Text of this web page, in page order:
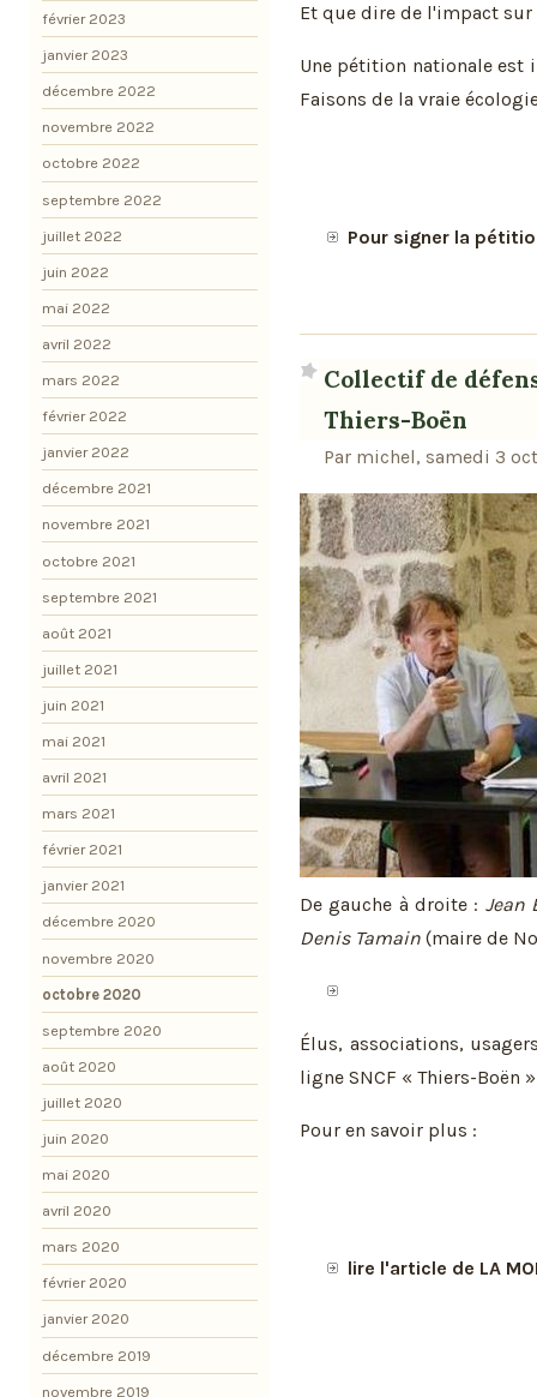
Et que dire de l'impact
Une pétition nationale est
Faisons de la vraie
Pour signer la
Collectif de
Thiers-Boën
Par michel, samedi 3
De gauche à droite : Jean
Denis Tamain (maire de
Élus, associations,
ligne SNCF « Thiers-Boën »
Pour en savoir plus :
lire l'article de LA
février 2023
janvier 2023
décembre 2022
novembre 2022
octobre 2022
septembre 2022
juillet 2022
juin 2022
mai 2022
avril 2022
mars 2022
février 2022
janvier 2022
décembre 2021
novembre 2021
octobre 2021
septembre 2021
août 2021
juillet 2021
juin 2021
mai 2021
avril 2021
mars 2021
février 2021
janvier 2021
décembre 2020
novembre 2020
octobre 2020
septembre 2020
août 2020
juillet 2020
juin 2020
mai 2020
avril 2020
mars 2020
février 2020
janvier 2020
décembre 2019
novembre 2019